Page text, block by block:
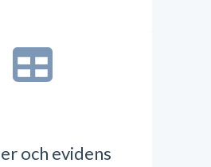
och evidens